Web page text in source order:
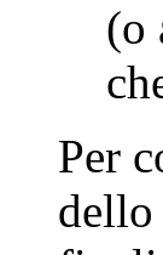
(o
Per
dello